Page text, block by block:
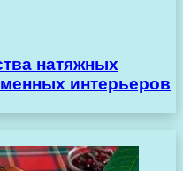
натяжных
интерьеров